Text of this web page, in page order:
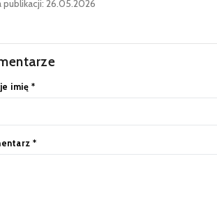
publikacji: 26.05.2026
imię *
*